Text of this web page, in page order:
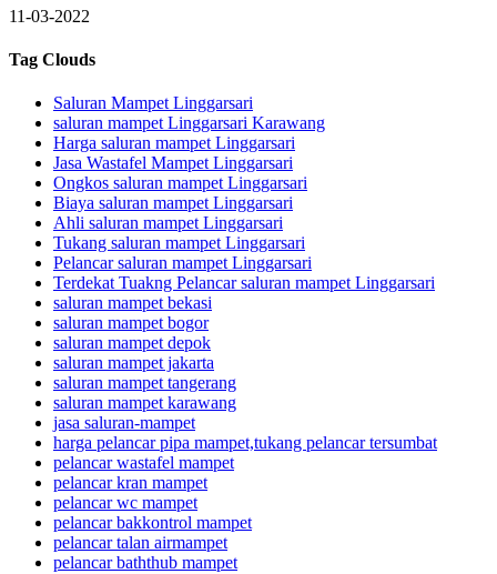
11-03-2022
Tag Clouds
Saluran Mampet Linggarsari
saluran mampet Linggarsari Karawang
Harga saluran mampet Linggarsari
Jasa Wastafel Mampet Linggarsari
Ongkos saluran mampet Linggarsari
Biaya saluran mampet Linggarsari
Ahli saluran mampet Linggarsari
Tukang saluran mampet Linggarsari
Pelancar saluran mampet Linggarsari
Terdekat Tuakng Pelancar saluran mampet Linggarsari
saluran mampet bekasi
saluran mampet bogor
saluran mampet depok
saluran mampet jakarta
saluran mampet tangerang
saluran mampet karawang
jasa saluran-mampet
harga pelancar pipa mampet,tukang pelancar tersumbat
pelancar wastafel mampet
pelancar kran mampet
pelancar wc mampet
pelancar bakkontrol mampet
pelancar talan airmampet
pelancar baththub mampet